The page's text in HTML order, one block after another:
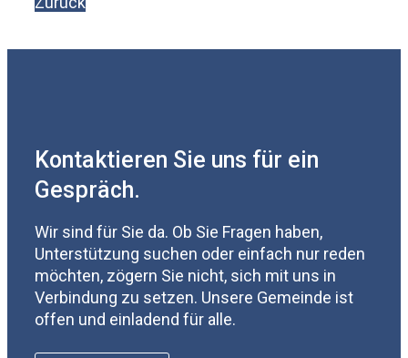
Kontaktieren Sie uns für ein
Gespräch.
Wir sind für Sie da. Ob Sie Fragen haben,
Unterstützung suchen oder einfach nur reden
möchten, zögern Sie nicht, sich mit uns in
Verbindung zu setzen. Unsere Gemeinde ist
offen und einladend für alle.